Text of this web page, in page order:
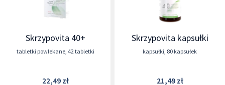
Skrzypovita 40+
tabletki powlekane, 42 tabletki
22,49 zł
Skrzypovita kapsułki
kapsułki, 80 kapsułek
21,49 zł